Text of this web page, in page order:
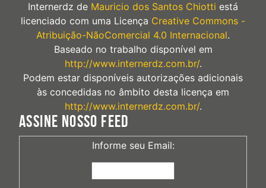
Internerdz de Mauricio dos Santos Chiotti está
licenciado com uma Licença Creative Commons -
Atribuição-NãoComercial 4.0 Internacional.
Baseado no trabalho disponível em
http://www.internerdz.com.br/.
Podem estar disponíveis autorizações adicionais
às concedidas no âmbito desta licença em
http://www.internerdz.com.br/.
ASSINE NOSSO FEED
Informe seu Email: